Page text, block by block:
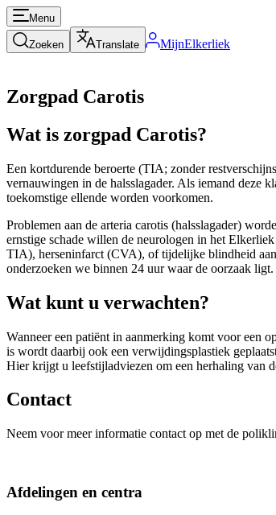
Menu
Zoeken Translate MijnElkerliek
Zorgpad Carotis
Wat is zorgpad Carotis?
Een kortdurende beroerte (TIA; zonder
vernauwingen in de halsslagader. Als iemand deze
toekomstige ellende worden voorkomen.
Problemen aan de arteria carotis (halsslagader)
ernstige schade willen de neurologen in het
TIA), herseninfarct (CVA), of tijdelijke blindheid
onderzoeken we binnen 24 uur waar de oorzaak
Wat kunt u verwachten?
Wanneer een patiënt in aanmerking komt voor een
is wordt daarbij ook een verwijdingsplastiek
Hier krijgt u leefstijladviezen om een herhaling van
Contact
Neem voor meer informatie contact op met de
Afdelingen en centra